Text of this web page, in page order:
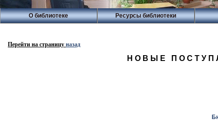
О библиотеке Ресурсы библиотеки
Перейти на страницу назад
НОВЫЕ